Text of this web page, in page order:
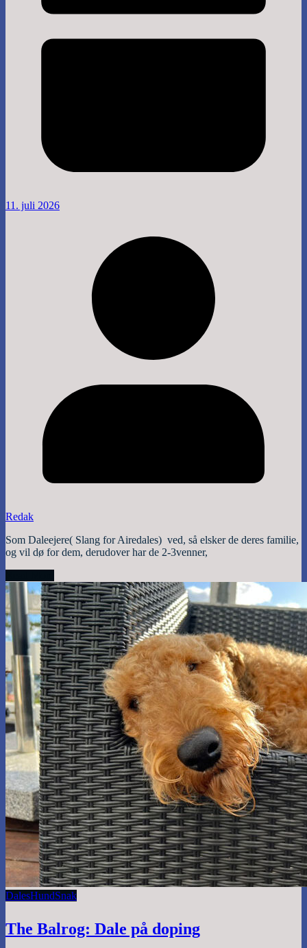
11. juli 2026
Redak
Som Daleejere( Slang for Airedales) ved, så elsker de deres familie,
og vil dø for dem, derudover har de 2-3venner,
DalesHundSnak
The Balrog: Dale på doping